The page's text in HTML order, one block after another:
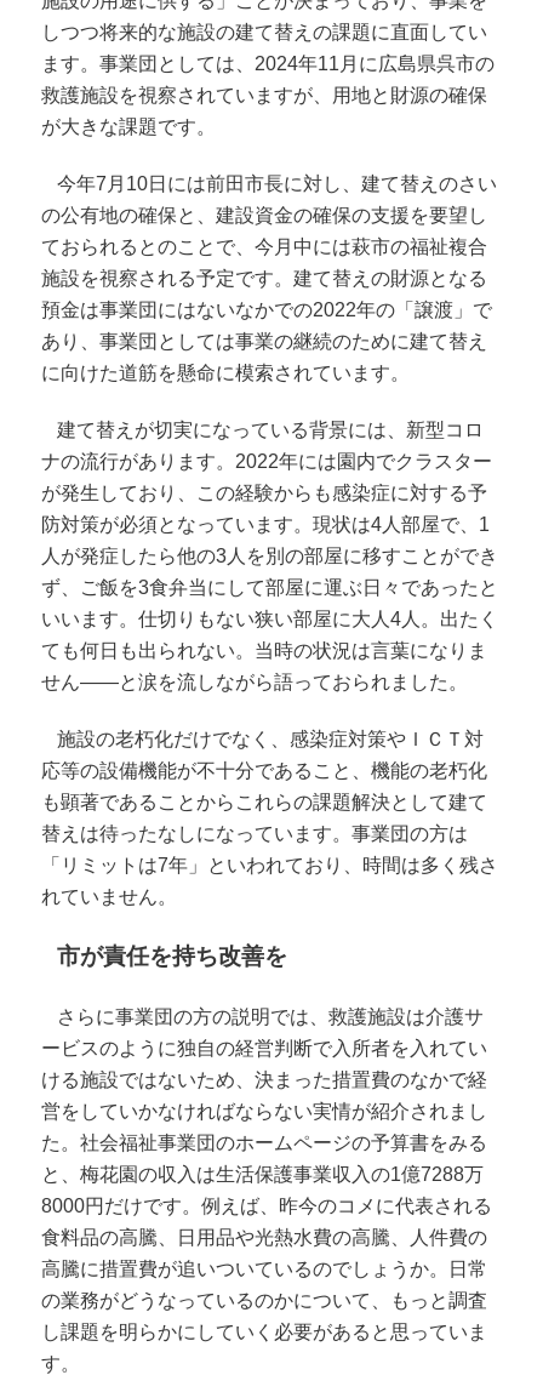
しつつ将来的な施設の建て替えの課題に直面してい
ます。事業団としては、2024年11月に広島県呉市の
救護施設を視察されていますが、用地と財源の確保
が大きな課題です。
今年7月10日には前田市長に対し、建て替えのさい
の公有地の確保と、建設資金の確保の支援を要望し
ておられるとのことで、今月中には萩市の福祉複合
施設を視察される予定です。建て替えの財源となる
預金は事業団にはないなかでの2022年の「譲渡」で
あり、事業団としては事業の継続のために建て替え
に向けた道筋を懸命に模索されています。
建て替えが切実になっている背景には、新型コロ
ナの流行があります。2022年には園内でクラスター
が発生しており、この経験からも感染症に対する予
防対策が必須となっています。現状は4人部屋で、1
人が発症したら他の3人を別の部屋に移すことができ
ず、ご飯を3食弁当にして部屋に運ぶ日々であったと
いいます。仕切りもない狭い部屋に大人4人。出たく
ても何日も出られない。当時の状況は言葉になりま
せん――と涙を流しながら語っておられました。
施設の老朽化だけでなく、感染症対策やＩＣＴ対
応等の設備機能が不十分であること、機能の老朽化
も顕著であることからこれらの課題解決として建て
替えは待ったなしになっています。事業団の方は
「リミットは7年」といわれており、時間は多く残さ
れていません。
市が責任を持ち改善を
さらに事業団の方の説明では、救護施設は介護サ
ービスのように独自の経営判断で入所者を入れてい
ける施設ではないため、決まった措置費のなかで経
営をしていかなければならない実情が紹介されまし
た。社会福祉事業団のホームページの予算書をみる
と、梅花園の収入は生活保護事業収入の1億7288万
8000円だけです。例えば、昨今のコメに代表される
食料品の高騰、日用品や光熱水費の高騰、人件費の
高騰に措置費が追いついているのでしょうか。日常
の業務がどうなっているのかについて、もっと調査
し課題を明らかにしていく必要があると思っていま
す。